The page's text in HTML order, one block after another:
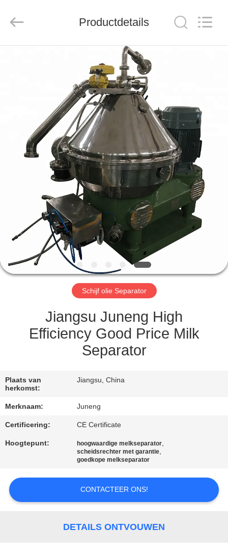
PRODUCTEN
VIDEOS
OVER
FABRIEKSTOUR
KWALITEITSCONTROLE
NEEM
CONTACT
GEVALLEN
COMPANY
NEWS
SITEMAP
PRIVACY
LTD..
Productdetails
Schijf olie Separator
Jiangsu Juneng High
Efficiency Good Price Milk
Separator
Plaats van
herkomst:
Jiangsu, China
Merknaam: Juneng
Certificering: CE Certificate
Hoogtepunt: hoogwaardige melkseparator,
scheidsrechter met garantie,
goedkope melkseparator
CONTACTEER ONS!
DETAILS ONTVOUWEN